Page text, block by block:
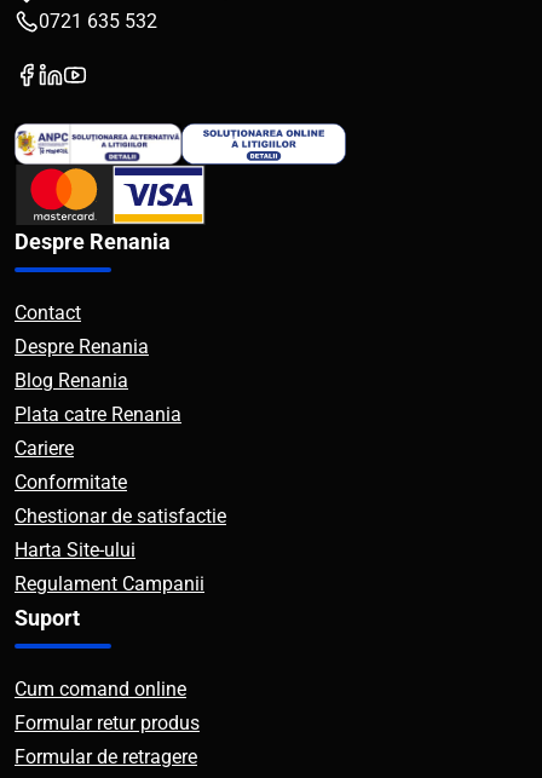
0721 635 532
Despre Renania
Contact
Despre Renania
Blog Renania
Plata catre Renania
Cariere
Conformitate
Chestionar de satisfactie
Harta Site-ului
Regulament Campanii
Suport
Cum comand online
Formular retur produs
Formular de retragere